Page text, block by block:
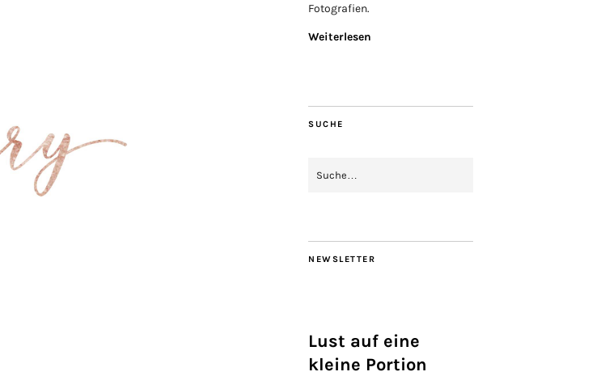
Fotografien.
Weiterlesen
SUCHE
NEWSLETTER
Lust auf eine
kleine Portion